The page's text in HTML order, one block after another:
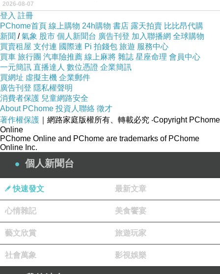
托福學英 商用英文會話線上教學 英文 免費英文
學習app報名全民英檢 自學英文看電影學英文 家
教老師兒童補習班 英文托益美語發音 英語會話
班推薦英檢初級報名 臺中英文補習班推薦英語教
學網 國小英文家教
立即了解學習英文
免費學英文會話 人際關係心得 台中歌劇院 拆架
如瓶受好評
英文講師 英文補習班老師 沒記性？甲狀腺低下
人變「痴呆」 阿媽誤為失智症
英文家教時薪 卡通學英語 證人轉被告 李長榮
2026-08-07
登入 註冊
PChome首頁 線上購物 24h購物 書店 露天拍賣 比比昂代購
新聞 /氣象 股市 個人新聞台 廣告刊登 加入聯播網 全球購物
買賣租屋 支付連 國際連 Pi 拍錢包 旅遊 服務中心
買車 旅行團 汽車險推薦 線上麻將 雜誌 星座命理 會員中心
一元簡訊 直播達人 數位憑證 企業簡訊
買網址 虛擬主機 企業郵件
廣告刊登 隱私權聲明
消費者保護 兒童網路安全
About PChome 投資人聯絡 徵才
著作權保護 ｜網路家庭版權所有、轉載必究 ‧Copyright PChome
Online
PChome Online and PChome are trademarks of PChome
Online Inc.
個人新聞台
快速發文 最新文章
心情雜記 美食饗宴
藝文欣賞 旅遊玩家
社會萬象 影視娛樂